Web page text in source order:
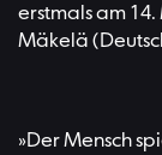
erstmals am
Mäkelä
»Der Mensch